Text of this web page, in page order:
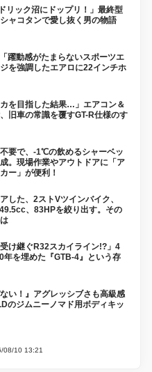
リック沼にドップリ！」最終型
ャコタンで愛し抜く男の物語
躍動感がたまらないスポーツエ
を強調したエアロに22インチホ
カを目指した結果…」エアコン＆
旧車の常識を覆すGT-R仕様のす
要で、-1℃の飲めるシャーベッ
。現場作業やアウトドアに「ア
ー」が便利！
した、2ストVツインバイク、
、83HPを絞り出す。その
受け継ぐR32スカイライン!?」4
年を埋めた『GTB-4』という存
ない！』アグレッシブさも高級感
のジムニーノマド用ボディキッ
08/10 13:21